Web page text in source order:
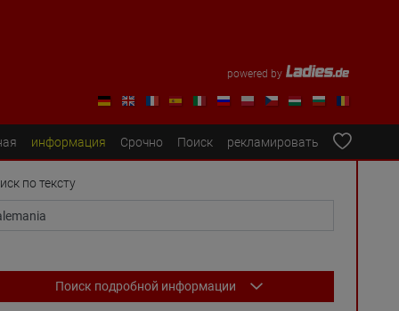
powered by
информация Срочно Поиск рекламировать
по тексту
Поиск подробной информации